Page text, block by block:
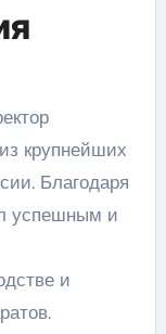
крупнейших
Благодаря
успешным и
и